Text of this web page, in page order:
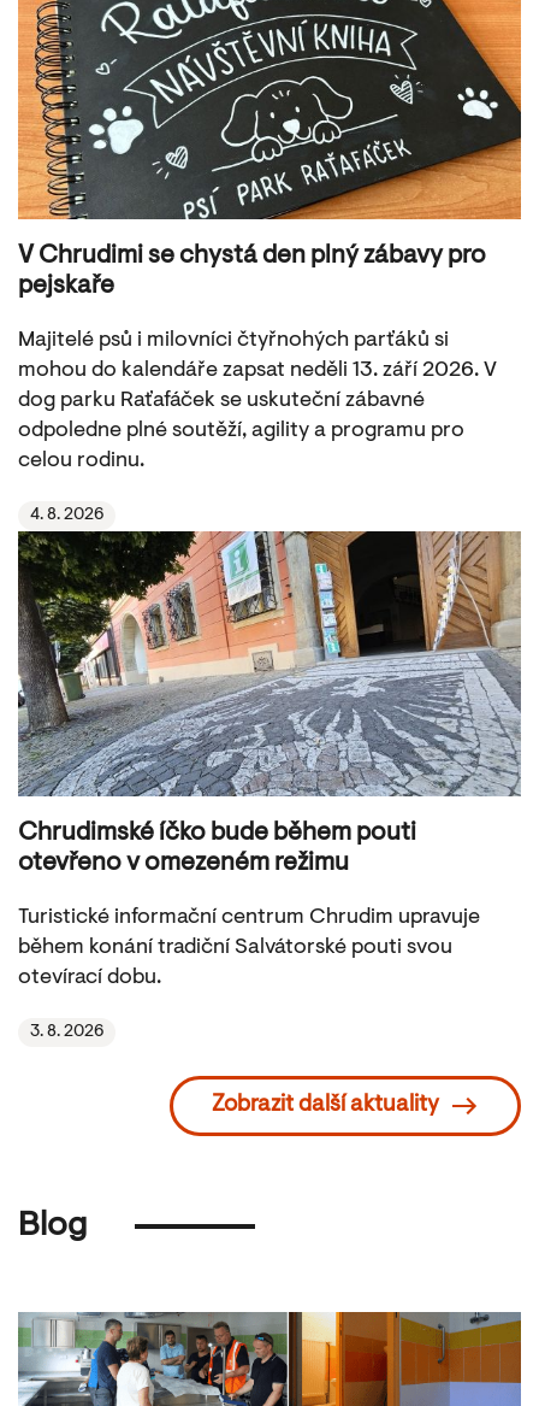
V Chrudimi se chystá den plný zábavy pro
pejskaře
Majitelé psů i milovníci čtyřnohých parťáků si
mohou do kalendáře zapsat neděli 13. září 2026. V
dog parku Raťafáček se uskuteční zábavné
odpoledne plné soutěží, agility a programu pro
celou rodinu.
4. 8. 2026
Chrudimské íčko bude během pouti
otevřeno v omezeném režimu
Turistické informační centrum Chrudim upravuje
během konání tradiční Salvátorské pouti svou
otevírací dobu.
3. 8. 2026
Zobrazit další aktuality
Blog